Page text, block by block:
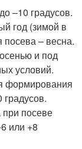
–10 градусов.
год (зимой в
– весна.
и под
условий.
формирования
градусов.
посеве
или +8